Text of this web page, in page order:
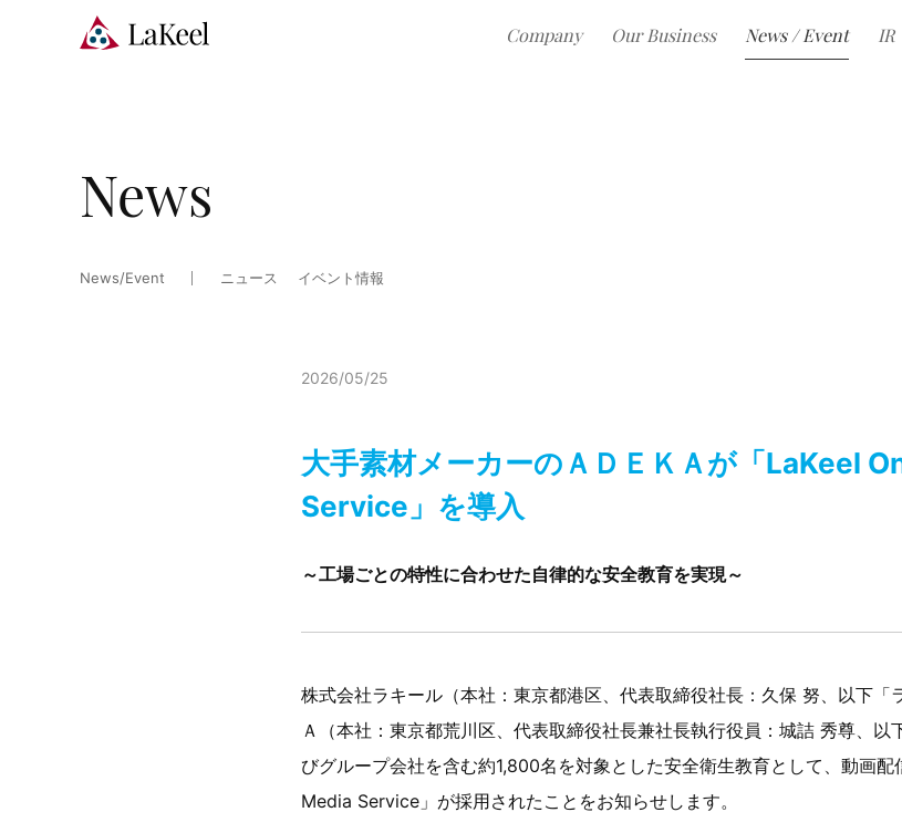
News
News/Event ニュース イベント情報
大手素材メーカーのＡＤＥＫＡが「LaKeel
Service」を導入
2026/05/25
～工場ごとの特性に合わせた自律的な安全教育を実現～
株式会社ラキール（本社：東京都港区、代表取締役社長：久保 努、以下「
Ａ（本社：東京都荒川区、代表取締役社長兼社長執行役員：城詰 秀尊、以
びグループ会社を含む約1,800名を対象とした安全衛生教育として、動画
Media Service」が採用されたことをお知らせします。
Company Our Business News / Event IR